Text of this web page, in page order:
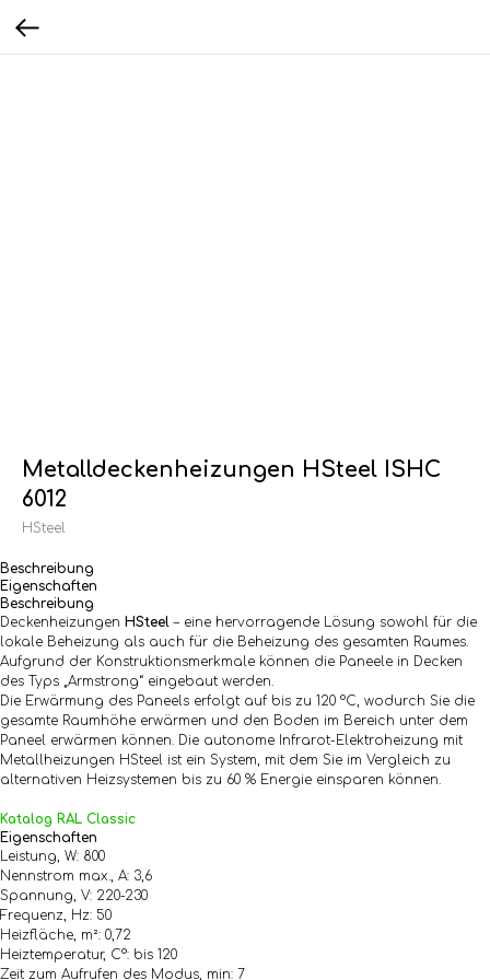
Metalldeckenheizungen HSteel ISHC
6012
HSteel
Beschreibung
Eigenschaften
Beschreibung
Deckenheizungen HSteel– eine hervorragende Lösung sowohl für die
lokale Beheizung als auch für die Beheizung des gesamten Raumes.
Aufgrund der Konstruktionsmerkmale können die Paneele in Decken
des Typs „Armstrong“ eingebaut werden.
Die Erwärmung des Paneels erfolgt auf bis zu 120 °C, wodurch Sie die
gesamte Raumhöhe erwärmen und den Boden im Bereich unter dem
Paneel erwärmen können. Die autonome Infrarot-Elektroheizung mit
Metallheizungen HSteel ist ein System, mit dem Sie im Vergleich zu
alternativen Heizsystemen bis zu 60 % Energie einsparen können.
Katalog RAL Classic
Eigenschaften
Leistung, W: 800
Nennstrom max., A: 3,6
Spannung, V: 220-230
Frequenz, Hz: 50
Heizfläche, m²: 0,72
Heiztemperatur, С°: bis 120
Zeit zum Aufrufen des Modus, min: 7